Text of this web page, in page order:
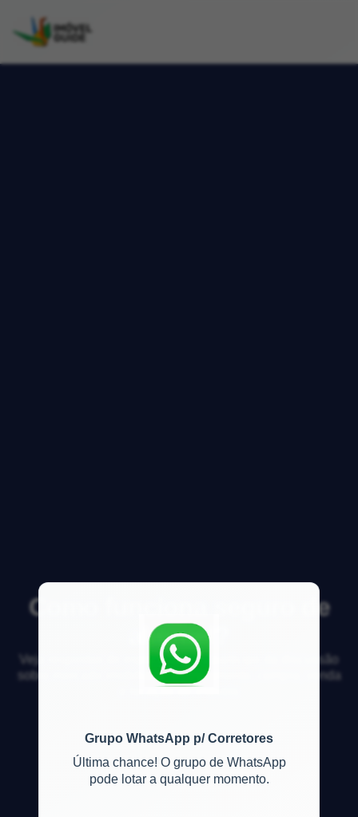
Grupo WhatsApp p/ Corretores
Última chance! O grupo de WhatsApp
pode lotar a qualquer momento.
Como funciona seguro de
aluguel?
Veja respostas de especialistas e participe da discussão
sobre mercado imobiliário, financiamento, compra, venda
e locação de imóveis